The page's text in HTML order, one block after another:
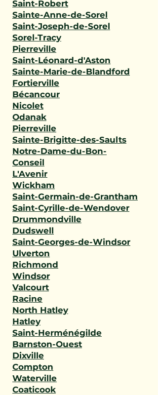
Saint-Robert
Sainte-Anne-de-Sorel
Saint-Joseph-de-Sorel
Sorel-Tracy
Pierreville
Saint-Léonard-d'Aston
Sainte-Marie-de-Blandford
Fortierville
Bécancour
Nicolet
Odanak
Pierreville
Sainte-Brigitte-des-Saults
Notre-Dame-du-Bon-
Conseil
L'Avenir
Wickham
Saint-Germain-de-Grantham
Saint-Cyrille-de-Wendover
Drummondville
Dudswell
Saint-Georges-de-Windsor
Ulverton
Richmond
Windsor
Valcourt
Racine
North Hatley
Hatley
Saint-Herménégilde
Barnston-Ouest
Dixville
Compton
Waterville
Coaticook